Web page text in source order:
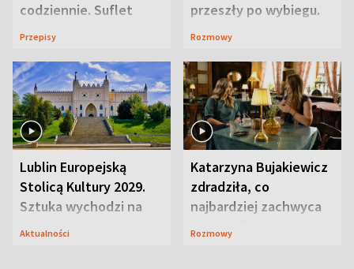
codziennie. Suflet
serowy zachwyca
Przepisy
przeszły po wybiegu.
Te stylizacje
Rozmowy
Lublin Europejską
Stolicą Kultury 2029.
Sztuka wychodzi na
ulice
Aktualności
Katarzyna Bujakiewicz
zdradziła, co
najbardziej zachwyca
ją w Lublinie
Rozmowy